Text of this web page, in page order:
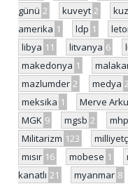
günü 2 kuveyt 2
amerika 1 ldp 1
libya 11 litvanya 6
makedonya 1
mazlumder 2 medya
meksika 1 Merve
MGK 9 mgsb 2 mhp
Militarizm 123
mısır 16 mobese 1
kanatlı 21 myanmar 8